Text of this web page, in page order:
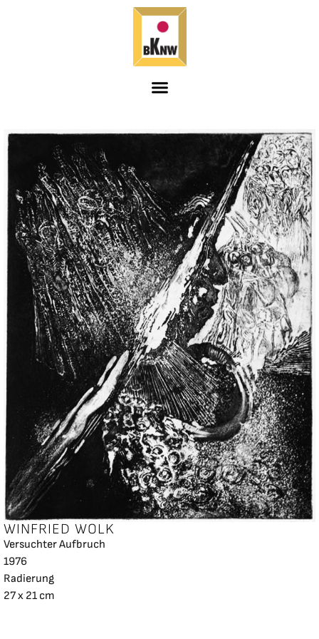
WINFRIED WOLK
Versuchter Aufbruch
1976
Radierung
27 x 21 cm